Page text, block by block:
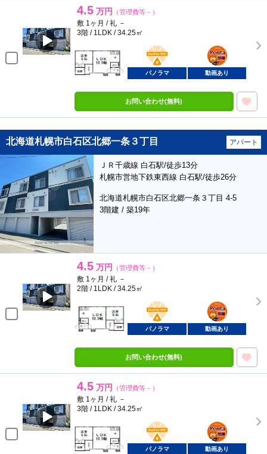
4.5 万円 （管理費等－）
敷 1ヶ月 / 礼 －
3階 / 1LDK / 34.25㎡
BunChinPAY
ポンタ
部屋
パノラマ 動画あり
お問い合わせ(無料)
北海道札幌市白石区北郷一条３丁目 アパート
ＪＲ千歳線 白石駅/徒歩13分
札幌市営地下鉄東西線 白石駅/徒歩26分
北海道札幌市白石区北郷一条３丁目 4-5
3階建 / 築19年
4.5 万円 （管理費等－）
敷 1ヶ月 / 礼 －
2階 / 1LDK / 34.25㎡
BunChinPAY
ポンタ
部屋
パノラマ 動画あり
お問い合わせ(無料)
4.5 万円 （管理費等－）
敷 1ヶ月 / 礼 －
3階 / 1LDK / 34.25㎡
BunChinPAY
ポンタ
部屋
パノラマ 動画あり